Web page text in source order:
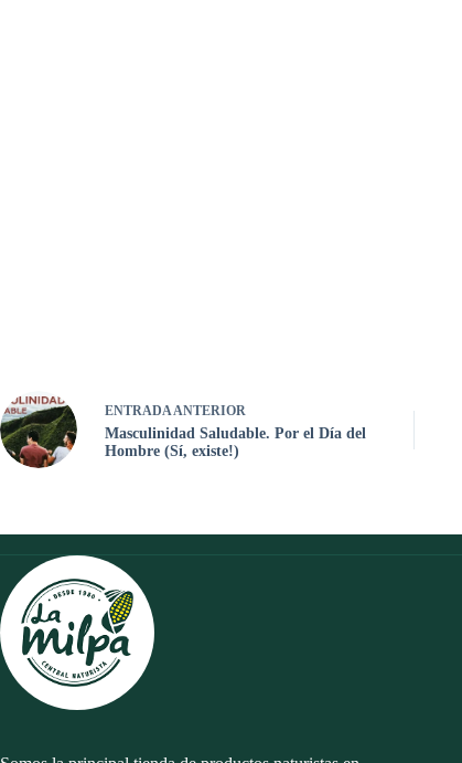
ENTRADA ANTERIOR
Masculinidad Saludable. Por el Día del
Hombre (Sí, existe!)